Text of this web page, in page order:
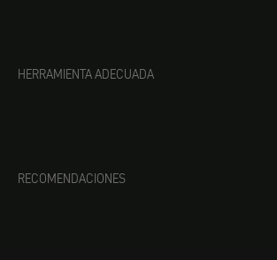
HERRAMIENTA ADECUADA
RECOMENDACIONES